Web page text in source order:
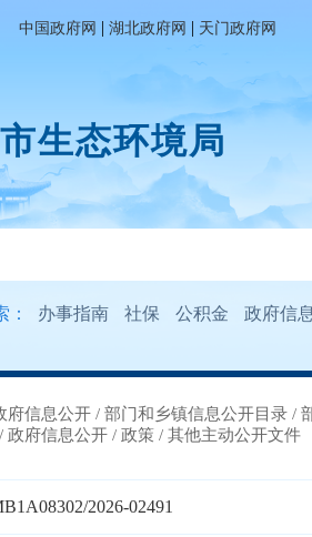
中国政府网 | 湖北政府网 | 天门政府网
生态环境局
： 办事指南 社保 公积金 政府信
府信息公开 / 部门和乡镇信息公开目录 /
/ 政府信息公开 / 政策 / 其他主动公开文件
2026-02491